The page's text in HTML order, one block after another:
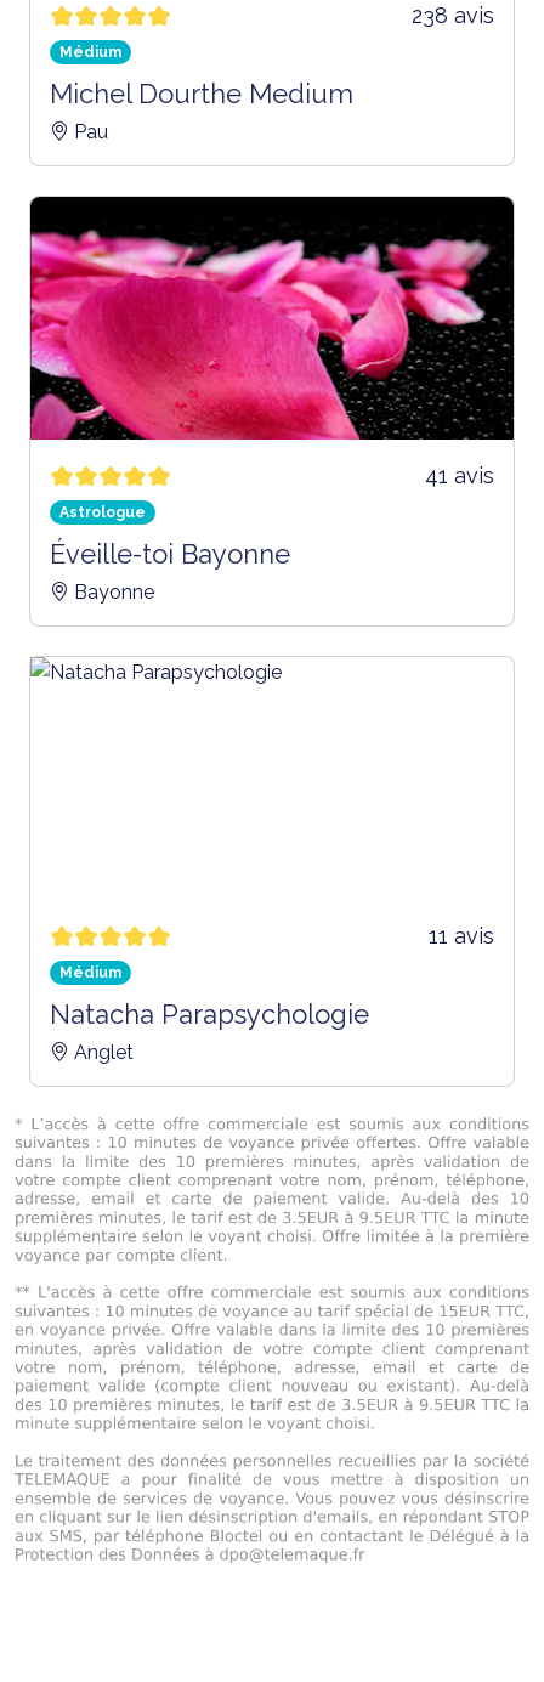
238 avis
Médium
Michel Dourthe Medium
Pau
41 avis
Astrologue
Éveille-toi Bayonne
Bayonne
11 avis
Médium
Natacha Parapsychologie
Anglet